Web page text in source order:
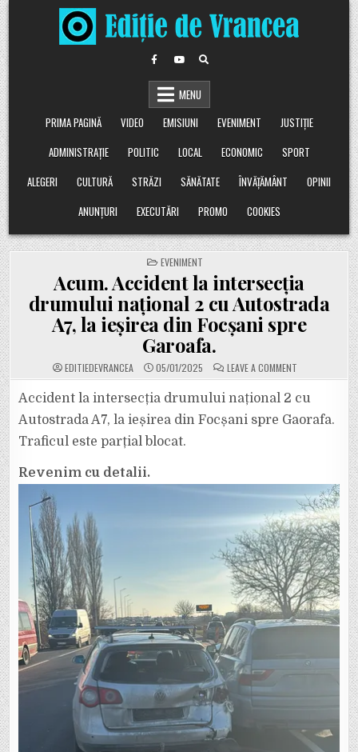
Skip
to
content
MENU
PRIMA PAGINĂ
VIDEO EMISIUNI EVENIMENT
JUSTIȚIE
ADMINISTRAȚIE
POLITIC LOCAL ECONOMIC
SPORT
ALEGERI
CULTURĂ STRĂZI SĂNĂTATE ÎNVĂȚĂMÂNT
OPINII
ANUNȚURI
EXECUTĂRI PROMO COOKIES
POSTED
IN
EVENIMENT
Acum. Accident la intersecția
drumului național 2 cu Autostrada
A7, la ieșirea din Focșani spre
Garoafa.
EDITIEDEVRANCEA 05/01/2025 LEAVE A COMMENT
ACUM.
LA
INTERSECȚIA
DRUMULUI
NAȚIONAL
IEȘIREA
FOCȘANI
SPRE
GAROAFA.
Accident la intersecția drumului național 2 cu
Autostrada A7, la ieșirea din Focșani spre Gaorafa.
Traficul este parțial blocat.
Revenim cu detalii.